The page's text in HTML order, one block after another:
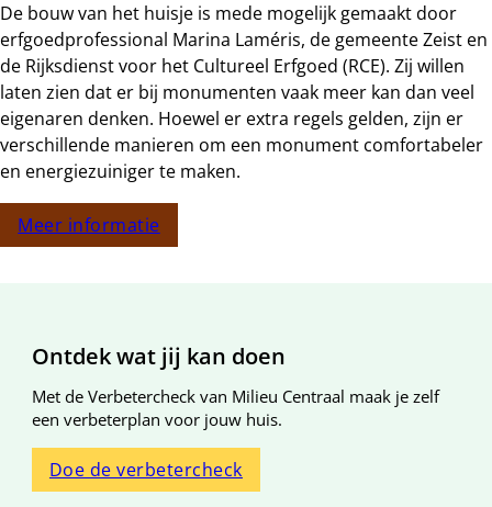
De bouw van het huisje is mede mogelijk gemaakt door
erfgoedprofessional Marina Laméris, de gemeente Zeist en
de Rijksdienst voor het Cultureel Erfgoed (RCE). Zij willen
laten zien dat er bij monumenten vaak meer kan dan veel
eigenaren denken. Hoewel er extra regels gelden, zijn er
verschillende manieren om een monument comfortabeler
en energiezuiniger te maken.
Meer informatie
Algemene informatie
Ontdek wat jij kan doen
Met de Verbetercheck van Milieu Centraal maak je zelf
een verbeterplan voor jouw huis.
Doe de verbetercheck